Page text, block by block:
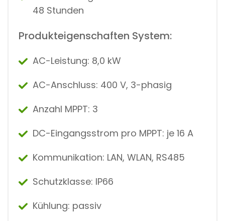
48 Stunden
Produkteigenschaften System:
AC-Leistung: 8,0 kW
AC-Anschluss: 400 V, 3-phasig
Anzahl MPPT: 3
DC-Eingangsstrom pro MPPT: je 16 A
Kommunikation: LAN, WLAN, RS485
Schutzklasse: IP66
Kühlung: passiv